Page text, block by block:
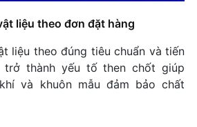
liệu theo đơn đặt hàng
liệu theo đúng tiêu chuẩn và tiến
trở thành yếu tố then chốt giúp
và khuôn mẫu đảm bảo chất